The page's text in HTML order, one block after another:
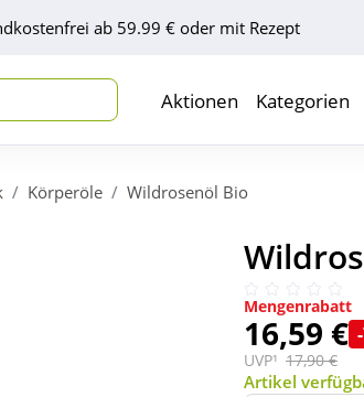
ab 59.99 € oder mit Rezept
Aktionen Kategorien
Körperöle Wildrosenöl Bio
Mengenrabatt
16,59 €
UVP¹ 17,90 €
Artikel